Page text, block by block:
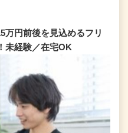
万円前後を見込めるフリ
未経験／在宅OK